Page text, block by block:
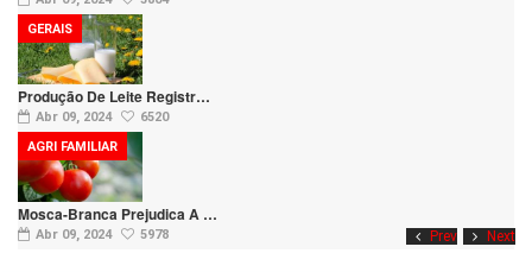
Prev Next
Produção De Leite Registr…
Abr 09, 2024 6520
GERAIS
Mosca-Branca Prejudica A …
Abr 09, 2024 5978
AGRI FAMILIAR